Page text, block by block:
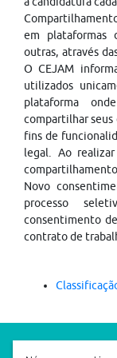
em plataformas
outras, através
O CEJAM
utilizados
plataforma
compartilhar seus
fins de
legal. Ao
compartilhamento
Novo
processo
consentimento
contrato de